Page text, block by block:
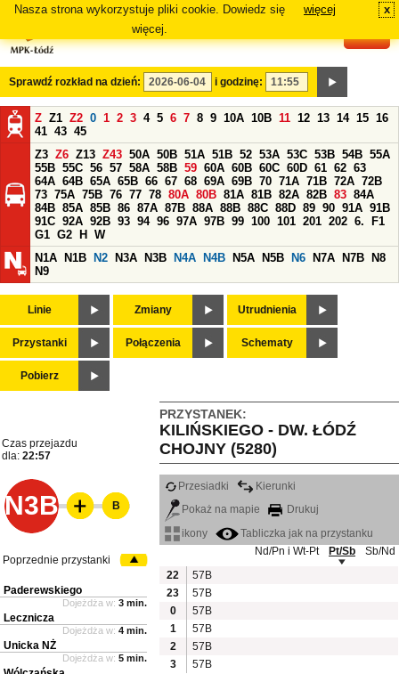
Nasza strona wykorzystuje pliki cookie. Dowiedz się
więcej.
więcej x
Sprawdź rozkład na dzień: i godzinę:
Z Z1 Z2 0 1 2 3 4 5 6 7 8 9 10A 10B 11 12 13 14 15 16
41 43 45
Z3 Z6 Z13 Z43 50A 50B 51A 51B 52 53A 53C 53B 54B 55A
55B 55C 56 57 58A 58B 59 60A 60B 60C 60D 61 62 63
64A 64B 65A 65B 66 67 68 69A 69B 70 71A 71B 72A 72B
73 75A 75B 76 77 78 80A 80B 81A 81B 82A 82B 83 84A
84B 85A 85B 86 87A 87B 88A 88B 88C 88D 89 90 91A 91B
91C 92A 92B 93 94 96 97A 97B 99 100 101 201 202 6.
F1
G1 G2 H
W
N1A
N1B N2 N3A N3B N4A N4B N5A N5B N6 N7A N7B
N8
N9
Linie Zmiany Utrudnienia
Przystanki Połączenia Schematy
Pobierz
PRZYSTANEK:
KILIŃSKIEGO - DW. ŁÓDŹ
CHOJNY (5280)
Czas przejazdu
dla: 22:57
N3B
Przesiadki
Kierunki
Pokaż na mapie
Drukuj
ikony
Tabliczka jak na przystanku
Nd/Pn i Wt-Pt
Pt/Sb
Sb/Nd
22
57B
23
57B
0
57B
1
57B
2
57B
3
57B
B
Poprzednie przystanki
Paderewskiego
Dojeżdża w: 3 min.
Lecznicza
Dojeżdża w: 4 min.
Unicka NŻ
Dojeżdża w: 5 min.